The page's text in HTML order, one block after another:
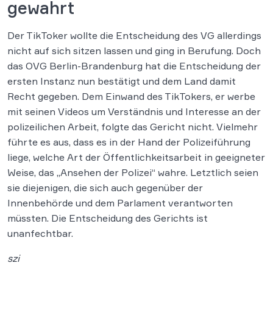
gewahrt
Der TikToker wollte die Entscheidung des VG allerdings
nicht auf sich sitzen lassen und ging in Berufung. Doch
das OVG Berlin-Brandenburg hat die Entscheidung der
ersten Instanz nun bestätigt und dem Land damit
Recht gegeben. Dem Einwand des TikTokers, er werbe
mit seinen Videos um Verständnis und Interesse an der
polizeilichen Arbeit, folgte das Gericht nicht. Vielmehr
führte es aus, dass es in der Hand der Polizeiführung
liege, welche Art der Öffentlichkeitsarbeit in geeigneter
Weise, das „Ansehen der Polizei“ wahre. Letztlich seien
sie diejenigen, die sich auch gegenüber der
Innenbehörde und dem Parlament verantworten
müssten. Die Entscheidung des Gerichts ist
unanfechtbar.
szi